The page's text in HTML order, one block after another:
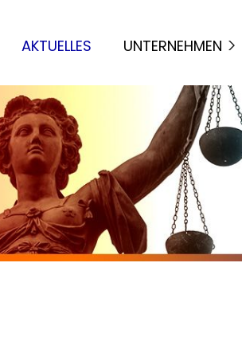
AKTUELLES UNTERNEHMEN